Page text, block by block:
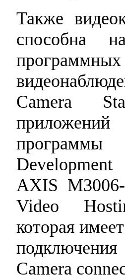
Также
способна
Camera
приложений
AXIS
Video
которая
Camera